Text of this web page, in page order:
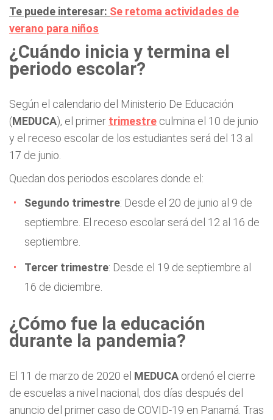
Te puede interesar: Se retoma actividades de
verano para niños
¿Cuándo inicia y termina el
periodo escolar?
Según el calendario del Ministerio De Educación
(MEDUCA), el primer trimestre culmina el 10 de junio
y el receso escolar de los estudiantes será del 13 al
17 de junio.
Quedan dos periodos escolares donde el:
Segundo trimestre: Desde el 20 de junio al 9 de
septiembre. El receso escolar será del 12 al 16 de
septiembre.
Tercer trimestre: Desde el 19 de septiembre al
16 de diciembre.
¿Cómo fue la educación
durante la pandemia?
El 11 de marzo de 2020 el MEDUCA ordenó el cierre
de escuelas a nivel nacional, dos días después del
anuncio del primer caso de COVID-19 en Panamá. Tras